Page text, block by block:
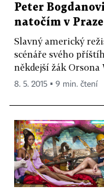
Peter
natočím v Praze
Slavný americký
scénáře svého
někdejší žák
8. 5. 2015 ▪ 9 min. čtení